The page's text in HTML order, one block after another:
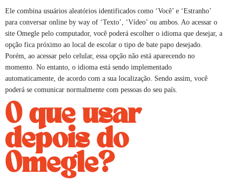
Ele combina usuários aleatórios identificados como ‘Você’ e ‘Estranho’
para conversar online by way of ‘Texto’, ‘Vídeo’ ou ambos. Ao acessar o
site Omegle pelo computador, você poderá escolher o idioma que desejar, a
opção fica próximo ao local de escolar o tipo de bate papo desejado.
Porém, ao acessar pelo celular, essa opção não está aparecendo no
momento. No entanto, o idioma está sendo implementado
automaticamente, de acordo com a sua localização. Sendo assim, você
poderá se comunicar normalmente com pessoas do seu país.
O que usar
depois do
Omegle?